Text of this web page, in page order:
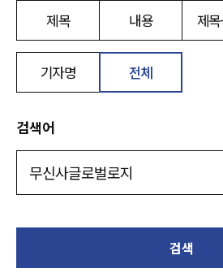
제목 내용 제
기자명 전체
검색어
검색